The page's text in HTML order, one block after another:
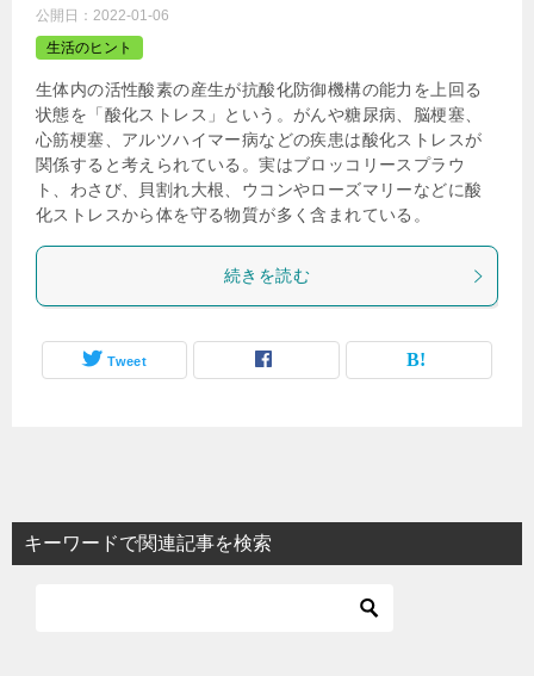
公開日： 2022-01-06
生活のヒント
生体内の活性酸素の産生が抗酸化防御機構の能力を上回る
状態を「酸化ストレス」という。がんや糖尿病、脳梗塞、
心筋梗塞、アルツハイマー病などの疾患は酸化ストレスが
関係すると考えられている。実はブロッコリースプラウ
ト、わさび、貝割れ大根、ウコンやローズマリーなどに酸
化ストレスから体を守る物質が多く含まれている。
続きを読む
Tweet
キーワードで関連記事を検索